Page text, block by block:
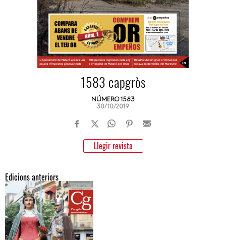
1583 capgròs
NÚMERO 1583
30/10/2019
Llegir revista
Edicions anteriors